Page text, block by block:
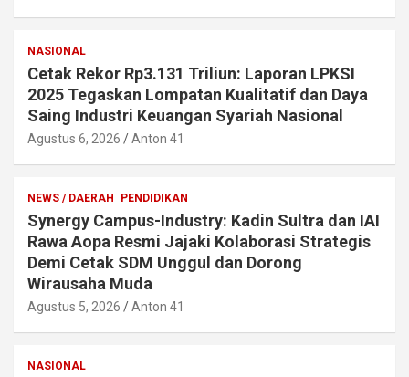
NASIONAL
Cetak Rekor Rp3.131 Triliun: Laporan LPKSI
2025 Tegaskan Lompatan Kualitatif dan Daya
Saing Industri Keuangan Syariah Nasional
Agustus 6, 2026 Anton 41
NEWS / DAERAH PENDIDIKAN
Synergy Campus-Industry: Kadin Sultra dan IAI
Rawa Aopa Resmi Jajaki Kolaborasi Strategis
Demi Cetak SDM Unggul dan Dorong
Wirausaha Muda
Agustus 5, 2026 Anton 41
NASIONAL